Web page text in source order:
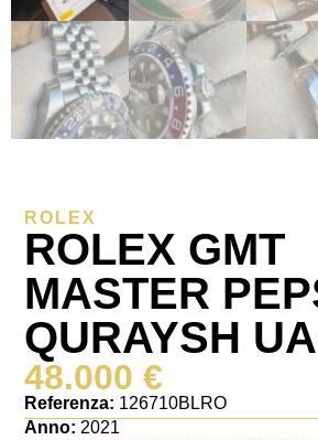
ROLEX
ROLEX GMT
MASTER
QURAYSH
48.000€
Referenza: 126710BLRO
Anno: 2021